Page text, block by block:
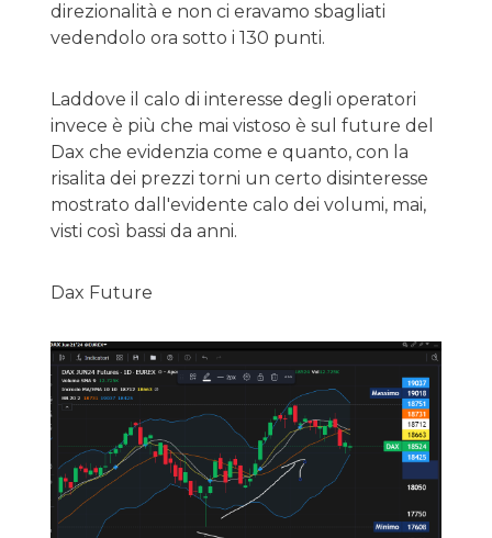
direzionalità e non ci eravamo sbagliati
vedendolo ora sotto i 130 punti.
Laddove il calo di interesse degli operatori
invece è più che mai vistoso è sul future del
Dax che evidenzia come e quanto, con la
risalita dei prezzi torni un certo disinteresse
mostrato dall'evidente calo dei volumi, mai,
visti così bassi da anni.
Dax Future